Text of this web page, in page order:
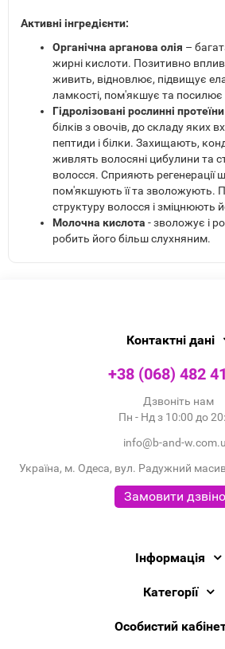
Активні інгредієнти:
Органічна арганова олія –
жирні кислоти. Позитивно
живить, відновлює, підвищує
ламкості, пом'якшує та посилює
Гідролізовані рослинні протеїни
білків з овочів, до складу яких
пептиди і білки. Захищають,
живлять волосяні цибулини та
волосся. Сприяють регенерації
пом'якшують її та зволожують.
структуру волосся і зміцнюють
Молочна кислота - зволожує і
робить його більш слухняним.
Контактні дані
+38 (068) 482
Дзвоніть нам
Пн - Нд з 10:00 до
info@b-and-
Україна, м. Одеса, вул. Радужний
Замовити
Інформація
Категорії
Особистий